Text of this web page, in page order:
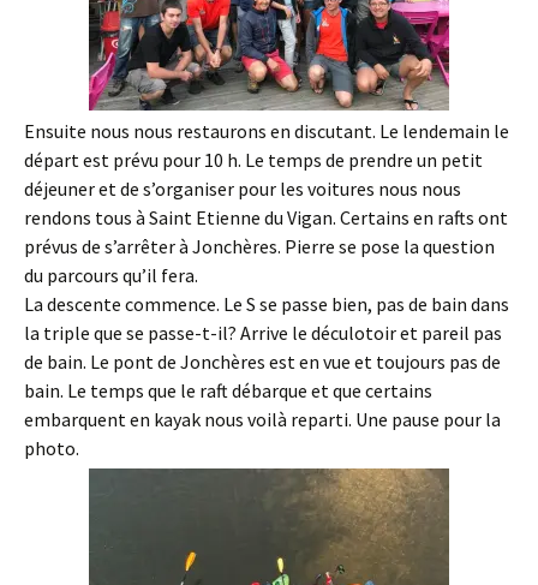
Ensuite nous nous restaurons en discutant. Le lendemain le
départ est prévu pour 10 h. Le temps de prendre un petit
déjeuner et de s’organiser pour les voitures nous nous
rendons tous à Saint Etienne du Vigan. Certains en rafts ont
prévus de s’arrêter à Jonchères. Pierre se pose la question
du parcours qu’il fera.
La descente commence. Le S se passe bien, pas de bain dans
la triple que se passe-t-il? Arrive le déculotoir et pareil pas
de bain. Le pont de Jonchères est en vue et toujours pas de
bain. Le temps que le raft débarque et que certains
embarquent en kayak nous voilà reparti. Une pause pour la
photo.